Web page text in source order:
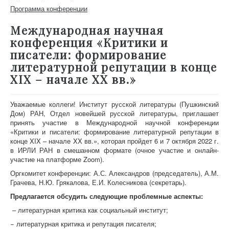
Программа конференции
Международная научная
конференция «Критики и
писатели: формирование
литературной репутации в конце
XIX – начале XX вв.»
Уважаемые коллеги! Институт русской литературы (Пушкинский
Дом) РАН, Отдел новейшей русской литературы, приглашает
принять участие в Международной научной конференции
«Критики и писатели: формирование литературной репутации в
конце XIX – начале XX вв.», которая пройдет 6 и 7 октября 2022 г.
в ИРЛИ РАН в смешанном формате (очное участие и онлайн-
участие на платформе Zoom).
Оргкомитет конференции: А.С. Александров (председатель), А.М.
Грачева, Н.Ю. Грякалова, Е.И. Колесникова (секретарь).
Предлагается обсудить следующие проблемные аспекты:
– литературная критика как социальный институт;
− литературная критика и репутация писателя;